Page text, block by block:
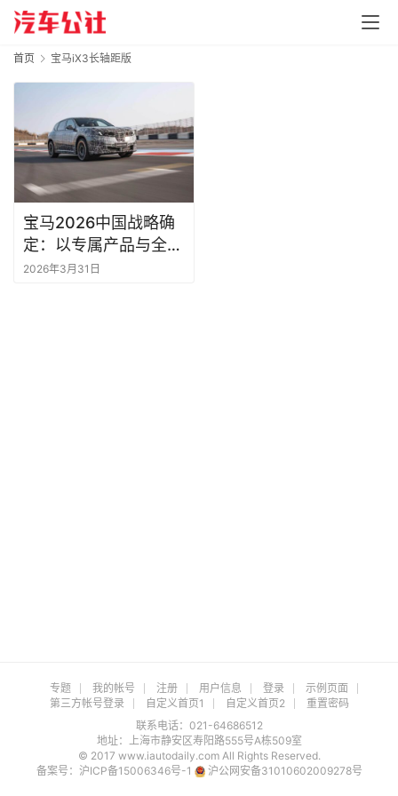
首页 宝马iX3长轴距版
宝马2026中国战略确
定：以专属产品与全链
本土化，构筑竞争力钢
2026年3月31日
专题 我的帐号 注册 用户信息 登录
示例页面
第三方帐号登录
自定义首页1 自定义首页2
重置密码
联系电话：021-64686512
地址：上海市静安区寿阳路555号A栋509室
© 2017 www.iautodaily.com All Rights Reserved.
备案号： 沪ICP备15006346号-1 沪公网安备31010602009278号